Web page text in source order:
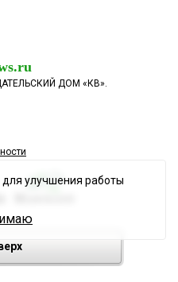
ДОМ «КВ».
улучшения работы